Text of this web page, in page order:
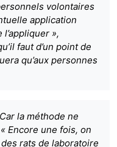
volontaires
application
»,
faut d’un point de
qu’aux personnes
la méthode ne
Encore une fois, on
rats de laboratoire